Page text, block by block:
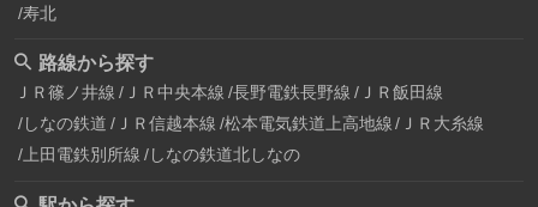
寿北
路線から探す
ＪＲ篠ノ井線 ＪＲ中央本線 長野電鉄長野線 ＪＲ飯田線
しなの鉄道 ＪＲ信越本線 松本電気鉄道上高地線
ＪＲ大糸線
上田電鉄別所線 しなの鉄道北しなの